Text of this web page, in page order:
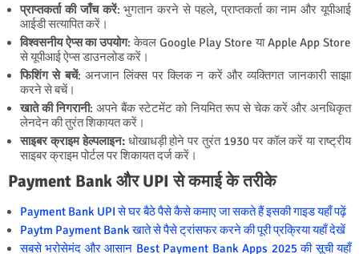
प्राप्तकर्ता की जाँच करें: भुगतान करने से पहले, प्राप्तकर्ता का नाम और यूपीआई
आईडी सत्यापित करें।
विश्वसनीय ऐप्स का उपयोग: केवल Google Play Store या Apple App Store
से यूपीआई ऐप्स डाउनलोड करें।
फिशिंग से बचें: अनजान लिंक्स पर क्लिक न करें और व्यक्तिगत जानकारी साझा
करने से बचें।
खाते की निगरानी: अपने बैंक स्टेटमेंट को नियमित रूप से चेक करें और अनधिकृत
लेनदेन की तुरंत शिकायत करें।
साइबर क्राइम हेल्पलाइन:धोखाधड़ी होने पर तुरंत 1930 पर कॉल करें या राष्ट्रीय
साइबर क्राइम पोर्टल पर शिकायत दर्ज करें।
Payment Bank और UPI से कमाई के तरीके
Payment Bank UPI से घर बैठे पैसे कैसे कमाए जा सकते हैं इसकी गाइड यहाँ पढ़ें
Paytm Payment Bank खाते से पैसे ट्रांसफर करने की पूरी प्रक्रिया यहाँ देखें
सबसे भरोसेमंद और आसान Best Payment Bank Apps 2025 की सूची यहाँ